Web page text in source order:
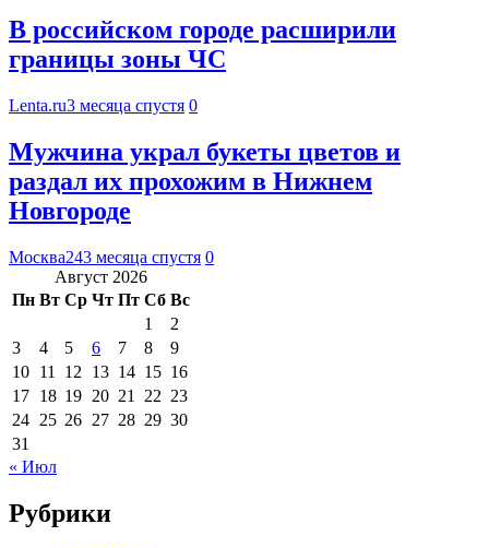
В российском городе расширили
границы зоны ЧС
Lenta.ru3 месяца спустя 0
Мужчина украл букеты цветов и
раздал их прохожим в Нижнем
Новгороде
Москва243 месяца спустя 0
Август 2026
Пн Вт Ср Чт Пт Сб Вс
1
2
3
4 5 6 7 8
9
10 11 12 13 14 15 16
17 18 19 20 21 22 23
24 25 26 27 28 29 30
31
« Июл
Рубрики